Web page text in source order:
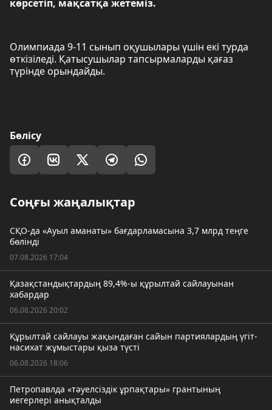
көрсетіп, мақсатқа жетеміз.
Олимпиада 9-11 сынып оқушылары үшін екі турда
өткізіледі. Қатысушылар тапсырмаларды қағаз
түрінде орындайды.
Бөлісу
Соңғы жаңалықтар
СҚО-да «Ауыл аманаты» бағдарламасына 3,7 млрд теңге
бөлінді
07.08.2026 17:04
Қазақстандықтардың 89,4%-ы құрылтай сайлауынан
хабардар
06.08.2026 20:02
Құрылтай сайлауы жақындаған сайын партиялардың үгіт-
насихат жұмыстары қыза түсті
06.08.2026 18:06
Петропавлда «тәуелсіздік ұрпақтары» грантының
иегерлері анықталды